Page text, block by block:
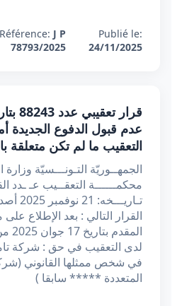
Publié le:
24/11/2025
Référence: J P
78793/2025
عدم قبول الدفوع الجديدة
التعقيب ما لم تكن متعلقة
الجمهــوريّة التـونـــسيّة وزارة
القرار التالي : بعد الإطلاع
لدى التعقيب في حق : شركة
في شخص ممثلها القانوني
المتعددة ***** سابقا )